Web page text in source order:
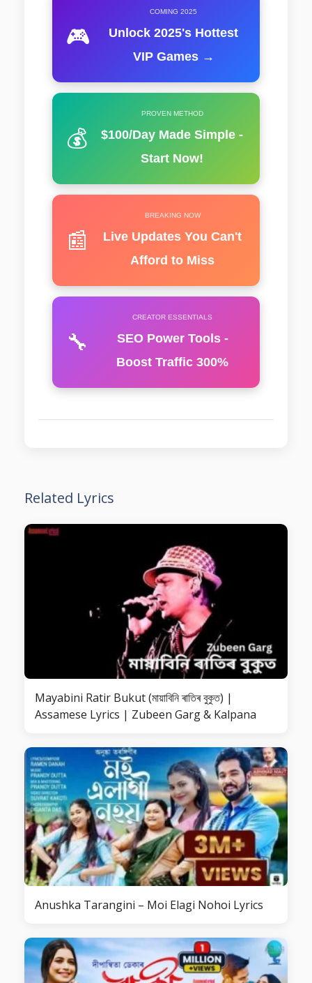
🎮
COMING 2025
Unlock 2025's Hottest
VIP Games →
💰
PROVEN METHOD
$100/Day Made Simple -
Start Now!
📰
BREAKING NOW
Live Updates You Can't
Afford to Miss
🔧
CREATOR ESSENTIALS
SEO Power Tools -
Boost Traffic 300%
Related Lyrics
Mayabini Ratir Bukut (মায়াবিনি ৰাতিৰ বুকুত) |
Assamese Lyrics | Zubeen Garg & Kalpana
Anushka Tarangini – Moi Elagi Nohoi Lyrics